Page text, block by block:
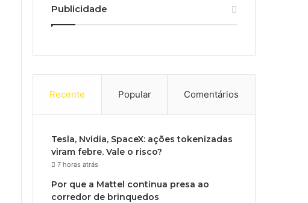
Publicidade
Recente Popular Comentários
Tesla, Nvidia, SpaceX: ações tokenizadas
viram febre. Vale o risco?
7 horas atrás
Por que a Mattel continua presa ao
corredor de brinquedos